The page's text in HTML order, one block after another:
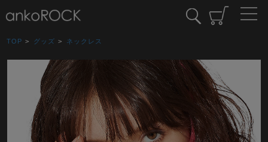
TOP > グッズ > ネックレス